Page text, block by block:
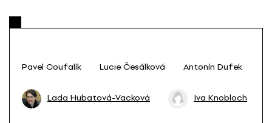
Pavel Coufalík Lucie Česálková Antonín Dufek
Lada Hubatová-Vacková Iva Knobloch